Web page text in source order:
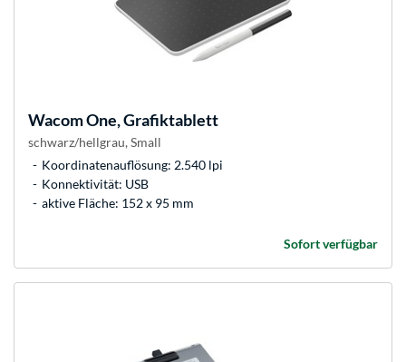
WacomOne, Grafiktablett
schwarz/hellgrau, Small
Koordinatenauflösung: 2.540 lpi
Konnektivität: USB
aktive Fläche: 152 x 95 mm
Sofort verfügbar